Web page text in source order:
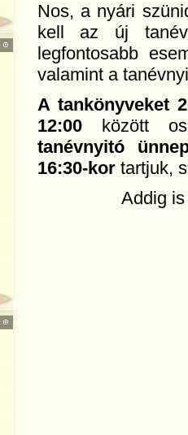
Nos, a nyári
kell az új tanév
legfontosabb
valamint a
A tankönyveket
12:00között
tanévnyitó
16:30-kortartjuk,
Addig